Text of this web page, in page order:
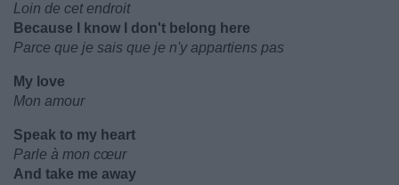
Loin de cet endroit
Because I know I don't belong here
Parce que je sais que je n'y appartiens pas
My love
Mon amour
Speak to my heart
Parle à mon cœur
And take me away